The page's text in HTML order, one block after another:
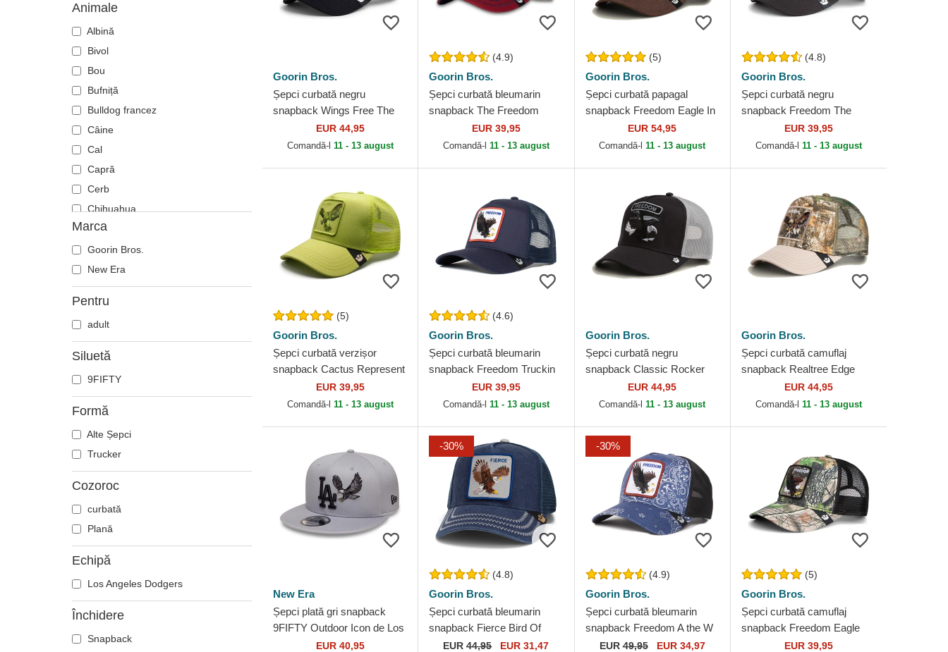
Animale
Albină
Bivol
Bou
Bufniță
Bulldog francez
Câine
Cal
Capră
Cerb
Chihuahua
Ciobănesc german
Cocoș
Coiot
Corb
Crab
Craniu
Doberman
Dragon
Focă
Furnică
Ghepard
Hipopotam
Labrador retriever
Langustă
Leoaică
Leu
Libelulă
Marca
Goorin Bros.
New Era
Pentru
adult
Siluetă
9FIFTY
Formă
Alte Șepci
Trucker
Cozoroc
curbată
Plană
Echipă
Los Angeles Dodgers
Închidere
Snapback
Goorin Bros.
Șepci curbată negru
snapback Wings Free The
Farm Goorin Bros.
EUR 44,95
Comandă-l 11 - 13 august
(4.9)
Goorin Bros.
Șepci curbată bleumarin
snapback The Freedom
Eagle The Farm Goorin
Bros.
EUR 39,95
Comandă-l 11 - 13 august
(5)
Goorin Bros.
Șepci curbată papagal
snapback Freedom Eagle In
The Element The Farm
Goorin Bros.
EUR 54,95
Comandă-l11 - 13 august
(4.8)
Goorin Bros.
Șepci curbată negru
snapback Freedom The
Farm Goorin Bros.
EUR 39,95
Comandă-l 11 - 13 august
(5)
Goorin Bros.
Șepci curbată verzișor
snapback Cactus Represent
The Farm Goorin Bros.
EUR 39,95
Comandă-l 11 - 13 august
(4.6)
Goorin Bros.
Șepci curbată bleumarin
snapback Freedom Truckin
The Farm Goorin Bros.
EUR 39,95
Comandă-l 11 - 13 august
Goorin Bros.
Șepci curbată negru
snapback Classic Rocker
Freedom The Farm Goorin
Bros.
EUR 44,95
Comandă-l11 - 13 august
Goorin Bros.
Șepci curbată camuflaj
snapback Realtree Edge
Represent Eagle The Farm
Goorin Bros.
EUR 44,95
Comandă-l 11 - 13 august
New Era
Șepci plată gri snapback
9FIFTY Outdoor Icon de Los
Angeles Dodgers MLB de
EUR 40,95
-30%
(4.8)
Goorin Bros.
Șepci curbată bleumarin
snapback Fierce Bird Of
Prey Core Canvas The Farm
EUR44,95 EUR 31,47
-30%
(4.9)
Goorin Bros.
Șepci curbată bleumarin
snapback Freedom A the W
in a D The Farm Paisley The
EUR49,95 EUR 34,97
(5)
Goorin Bros.
Șepci curbată camuflaj
snapback Freedom Eagle
Camouflage Seasonal Real
EUR 39,95